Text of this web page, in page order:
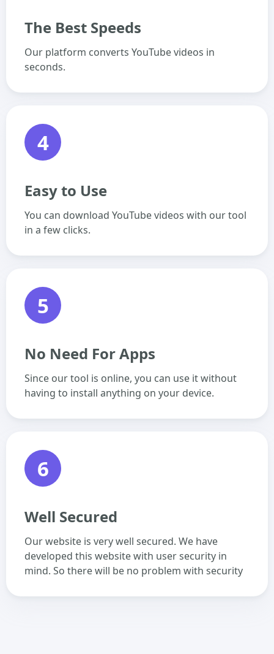
The Best Speeds
Our platform converts YouTube videos in
seconds.
4
Easy to Use
You can download YouTube videos with our tool
in a few clicks.
5
No Need For Apps
Since our tool is online, you can use it without
having to install anything on your device.
6
Well Secured
Our website is very well secured. We have
developed this website with user security in
mind. So there will be no problem with security